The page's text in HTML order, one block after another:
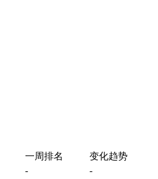
一周排名
变化趋势
-
-